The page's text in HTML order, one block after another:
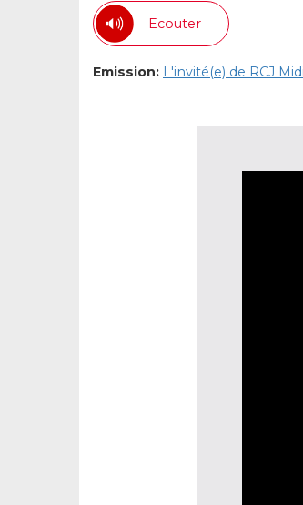
Ecouter
Emission: L'invité(e) de RCJ Midi